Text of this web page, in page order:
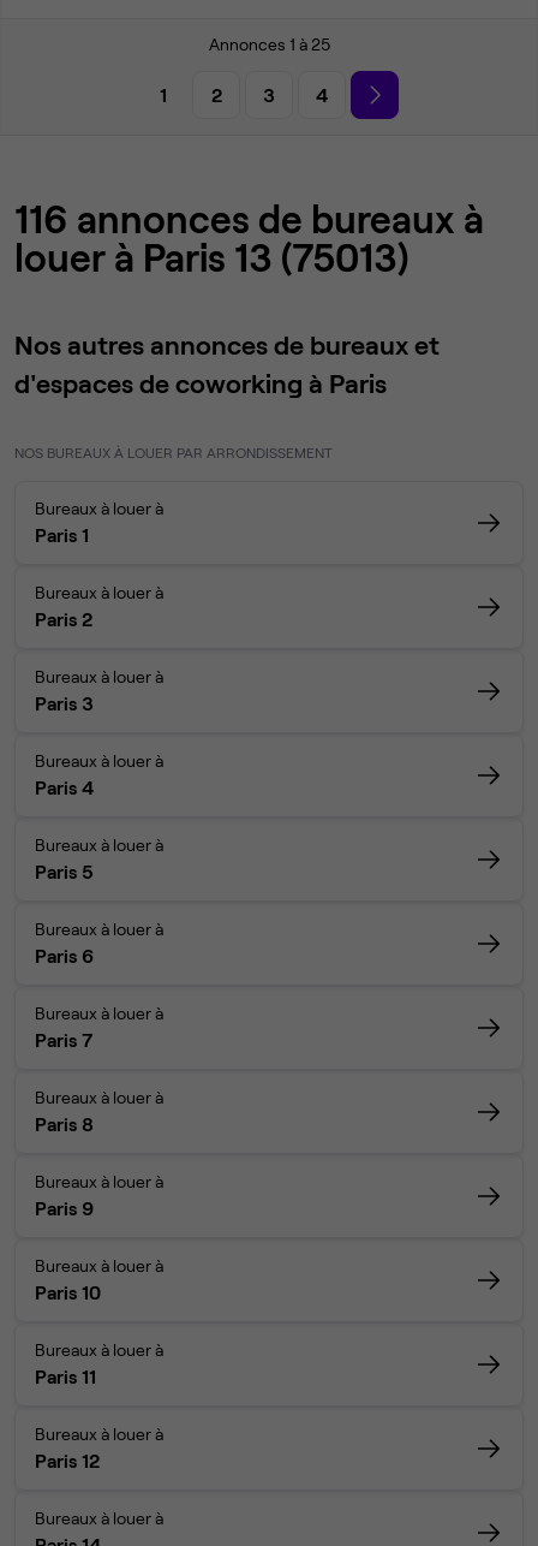
Annonces 1 à 25
1 2 3 4
116 annonces de bureaux à
louer à Paris 13 (75013)
Nos autres annonces de bureaux et
d'espaces de coworking à Paris
NOS BUREAUX À LOUER PAR ARRONDISSEMENT
Bureaux à louer à
Paris 1
Bureaux à louer à
Paris 2
Bureaux à louer à
Paris 3
Bureaux à louer à
Paris 4
Bureaux à louer à
Paris 5
Bureaux à louer à
Paris 6
Bureaux à louer à
Paris 7
Bureaux à louer à
Paris 8
Bureaux à louer à
Paris 9
Bureaux à louer à
Paris 10
Bureaux à louer à
Paris 11
Bureaux à louer à
Paris 12
Bureaux à louer à